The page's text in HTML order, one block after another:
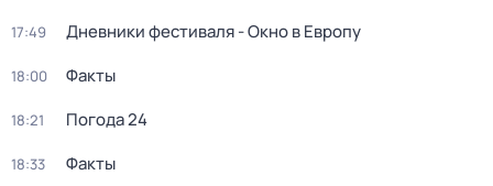
17:49 Дневники фестиваля - Окно в Европу
18:00 Факты
18:21 Погода 24
18:33 Факты